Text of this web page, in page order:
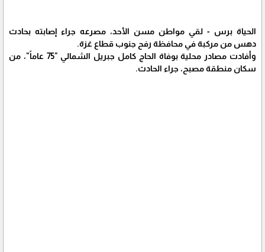
الحياة برس - لقي مواطن مسن الأحد، مصرعه جراء إصابته بحادث
دهس من مركبة في محافظة رفح جنوب قطاع غزة.
وأفادت مصادر محلية بوفاة الحاج كامل جبريل الشمالي "75 عاماً"، من
سكان منطقة مصبح، جراء الحادث.